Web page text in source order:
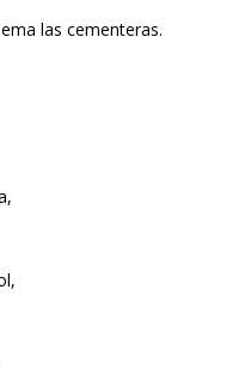
las cementeras.